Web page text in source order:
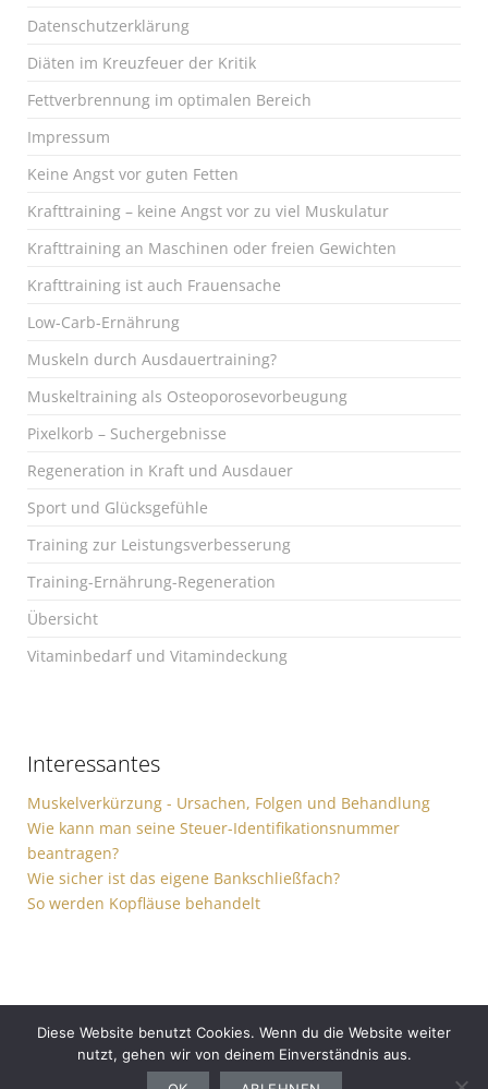
Datenschutzerklärung
Diäten im Kreuzfeuer der Kritik
Fettverbrennung im optimalen Bereich
Impressum
Keine Angst vor guten Fetten
Krafttraining – keine Angst vor zu viel Muskulatur
Krafttraining an Maschinen oder freien Gewichten
Krafttraining ist auch Frauensache
Low-Carb-Ernährung
Muskeln durch Ausdauertraining?
Muskeltraining als Osteoporosevorbeugung
Pixelkorb – Suchergebnisse
Regeneration in Kraft und Ausdauer
Sport und Glücksgefühle
Training zur Leistungsverbesserung
Training-Ernährung-Regeneration
Übersicht
Vitaminbedarf und Vitamindeckung
Interessantes
Muskelverkürzung - Ursachen, Folgen und Behandlung
Wie kann man seine Steuer-Identifikationsnummer
beantragen?
Wie sicher ist das eigene Bankschließfach?
So werden Kopfläuse behandelt
Finanzen Ernährung Auto Haushalt
Diese Website benutzt Cookies. Wenn du die Website weiter
nutzt, gehen wir von deinem Einverständnis aus.